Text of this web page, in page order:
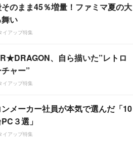
のまま45％増量！ファミマ夏の大
い
イアップ特集
、自ら描いた”レトロ
ャー”
イアップ特集
メーカー社員が本気で選んだ「10
３選」
イアップ特集